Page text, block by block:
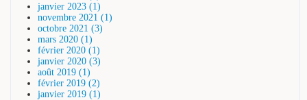
janvier 2023 (1)
novembre 2021 (1)
octobre 2021 (3)
mars 2020 (1)
février 2020 (1)
janvier 2020 (3)
août 2019 (1)
février 2019 (2)
janvier 2019 (1)